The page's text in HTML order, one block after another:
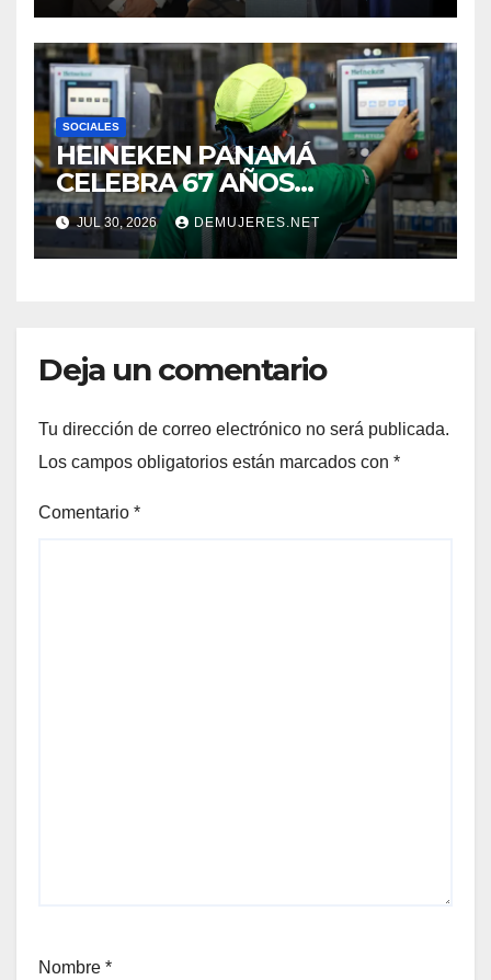
SOCIALES
HEINEKEN PANAMÁ
CELEBRA 67 AÑOS
IMPULSANDO EL
CRECIMIENTO DE LA
INDUSTRIA CERVECERA Y
JUL 30, 2026 DEMUJERES.NET
Deja un comentario
Tu dirección de correo electrónico no será publicada.
Los campos obligatorios están marcados con *
Comentario *
Nombre *